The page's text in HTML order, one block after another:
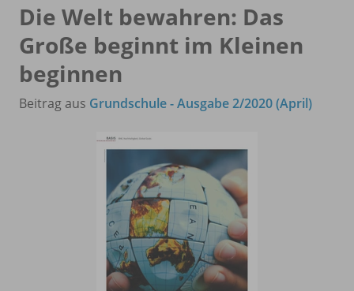
Die Welt bewahren: Das
Große beginnt im Kleinen
beginnen
Beitrag aus Grundschule - Ausgabe 2/2020 (April)